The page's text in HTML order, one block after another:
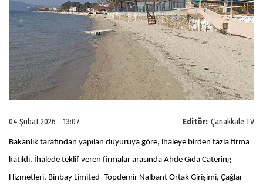
Editör: Çanakkale TV
04 Şubat 2026 - 13:07
Bakanlık tarafından yapılan duyuruya göre, ihaleye birden fazla firma
katıldı. İhalede teklif veren firmalar arasında Ahde Gıda Catering
Hizmetleri, Binbay Limited–Topdemir Nalbant Ortak Girişimi, Çağlar